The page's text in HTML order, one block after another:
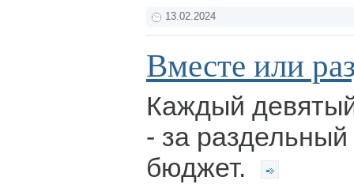
13.02.2024
Вместе или
Каждый
- за
бюджет.